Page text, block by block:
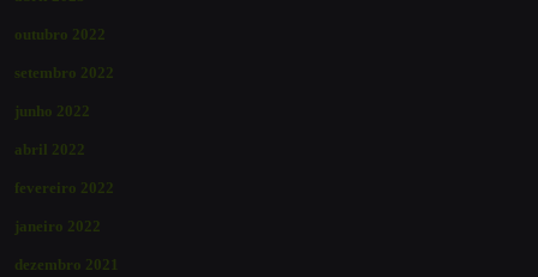
outubro 2022
setembro 2022
junho 2022
abril 2022
fevereiro 2022
janeiro 2022
dezembro 2021